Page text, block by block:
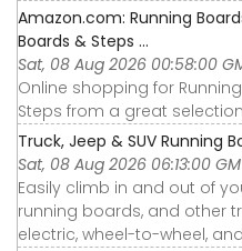
Amazon.com: Running
Boards & Steps ...
Sat, 08 Aug 2026 00:58:00
Online shopping for
Steps from a great
Truck, Jeep & SUV Running
Sat, 08 Aug 2026 06:13:00
Easily climb in and out of
running boards, and other
electric, wheel-to-wheel,